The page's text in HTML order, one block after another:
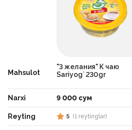
Mahsulot
Narxi
Reyting
"3 желания" К чаю
Sariyog` 230gr
9 000 сум
5 (1 reytinglar)